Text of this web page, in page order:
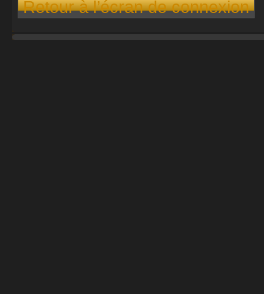
Retour à l’écran de connexion